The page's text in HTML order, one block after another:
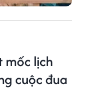
mốc lịch
cuộc đua